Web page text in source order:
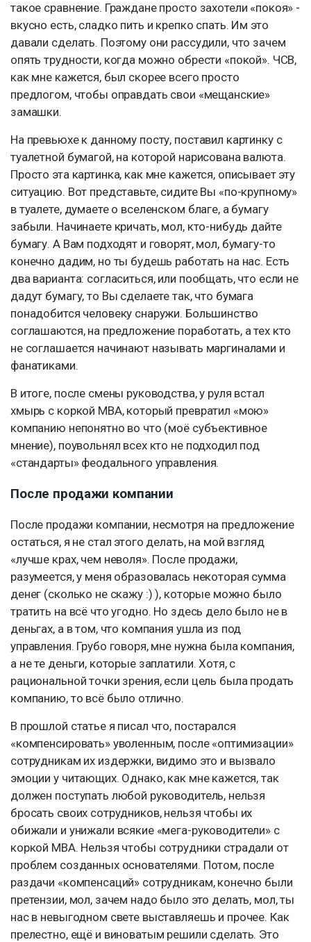
такое сравнение. Граждане просто захотели «покоя» -
вкусно есть, сладко пить и крепко спать. Им это
давали сделать. Поэтому они рассудили, что зачем
опять трудности, когда можно обрести «покой». ЧСВ,
как мне кажется, был скорее всего просто
предлогом, чтобы оправдать свои «мещанские»
замашки.
На превьюхе к данному посту, поставил картинку с
туалетной бумагой, на которой нарисована валюта.
Просто эта картинка, как мне кажется, описывает эту
ситуацию. Вот представьте, сидите Вы «по-крупному»
в туалете, думаете о вселенском благе, а бумагу
забыли. Начинаете кричать, мол, кто-нибудь дайте
бумагу. А Вам подходят и говорят, мол, бумагу-то
конечно дадим, но ты будешь работать на нас. Есть
два варианта: согласиться, или пообщать, что если не
дадут бумагу, то Вы сделаете так, что бумага
понадобится человеку снаружи. Большинство
соглашаются, на предложение поработать, а тех кто
не соглашается начинают называть маргиналами и
фанатиками.
В итоге, после смены руководства, у руля встал
хмырь с коркой MBA, который превратил «мою»
компанию непонятно во что (моё субъективное
мнение), поувольнял всех кто не подходил под
«стандарты» феодального управления.
После продажи компании
После продажи компании, несмотря на предложение
остаться, я не стал этого делать, на мой взгляд
«лучше крах, чем неволя». После продажи,
разумеется, у меня образовалась некоторая сумма
денег (сколько не скажу :) ), которые можно было
тратить на всё что угодно. Но здесь дело было не в
деньгах, а в том, что компания ушла из под
управления. Грубо говоря, мне нужна была компания,
а не те деньги, которые заплатили. Хотя, с
рациональной точки зрения, если цель была продать
компанию, то всё было отлично.
В прошлой статье я писал что, постарался
«компенсировать» уволенным, после «оптимизации»
сотрудникам их издержки, видимо это и вызвало
эмоции у читающих. Однако, как мне кажется, так
должен поступать любой руководитель, нельзя
бросать своих сотрудников, нельзя чтобы их
обижали и унижали всякие «мега-руководители» с
коркой MBA. Нельзя чтобы сотрудники страдали от
проблем созданных основателями. Потом, после
раздачи «компенсаций» сотрудникам, конечно были
претензии, мол, зачем надо было это делать, мол, ты
нас в невыгодном свете выставляешь и прочее. Как
прелестно, ещё и виноватым решили сделать. Это